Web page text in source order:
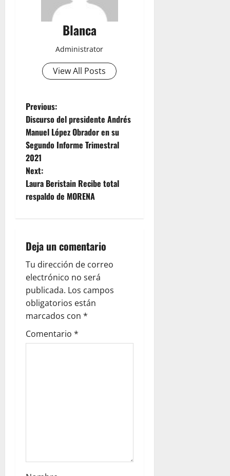
Blanca
Administrator
View All Posts
P
o
s
t
n
v
i
g
a
t
i
Previous:
Discurso del presidente Andrés
Manuel López Obrador en su
Segundo Informe Trimestral
2021
Next:
Laura Beristain Recibe total
respaldo de MORENA
Deja un comentario
Tu dirección de correo
electrónico no será
publicada. Los campos
obligatorios están
marcados con *
Comentario *